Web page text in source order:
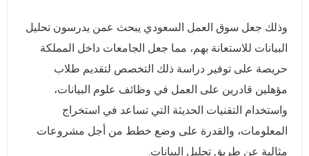
وذلك جعل سوق العمل السعودي يبحث عمن يدرسون تحليل
البيانات للاستعانة بهم، مما جعل الجامعات داخل المملكة
حريصة على توفير دراسة ذلك التخصص لتقديم طلاب
مؤهلين قادرين على العمل في وظائف علوم البيانات،
واستخدام التقنيات الحديثة التي تساعد في استخراج
المعلومات، والقدرة على وضع خطط من أجل مشروعات
مثالية عن طريق تحليل البيانات.